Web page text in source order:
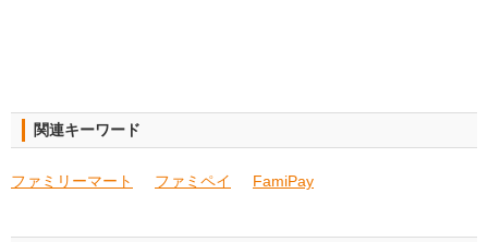
関連キーワード
ファミリーマート ファミペイ FamiPay